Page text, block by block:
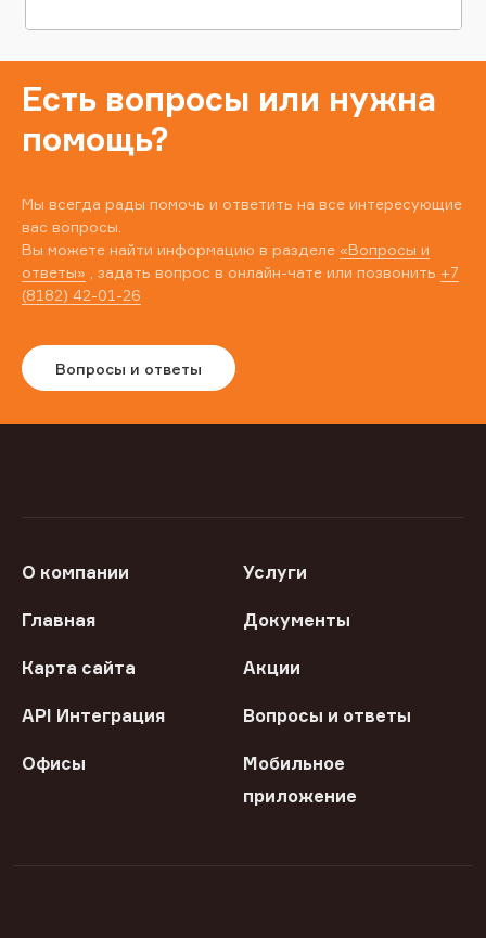
Есть вопросы или нужна
помощь?
Мы всегда рады помочь и ответить на все интересующие
вас вопросы.
Вы можете найти информацию в разделе «Вопросы и
ответы» , задать вопрос в онлайн-чате или позвонить +7
(8182) 42-01-26
Вопросы и ответы
О компании Услуги
Главная Документы
Карта сайта Акции
API Интеграция Вопросы и ответы
Офисы
Мобильное
приложение